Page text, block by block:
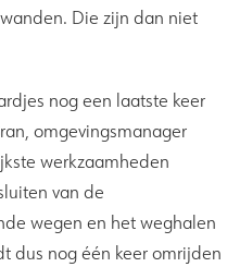
Die zijn dan niet
nog een laatste keer
omgevingsmanager
werkzaamheden
van de
wegen en het weghalen
dus nog één keer omrijden